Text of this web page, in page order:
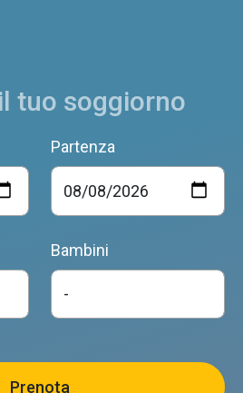
tuo soggiorno
Partenza
Bambini